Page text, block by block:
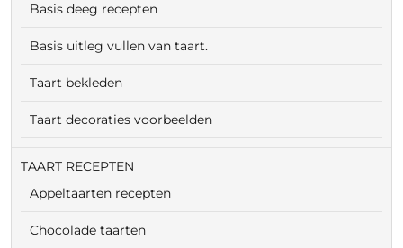
Basis deeg recepten
Basis uitleg vullen van taart.
Taart bekleden
Taart decoraties voorbeelden
TAART RECEPTEN
Appeltaarten recepten
Chocolade taarten